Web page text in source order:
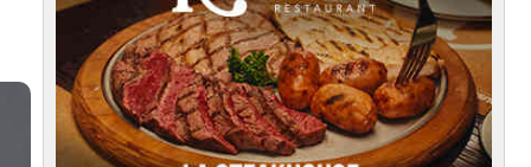
FEED RSS
MAPPA DEL SITO
NORMATIVE
DEONTOLOGICHE